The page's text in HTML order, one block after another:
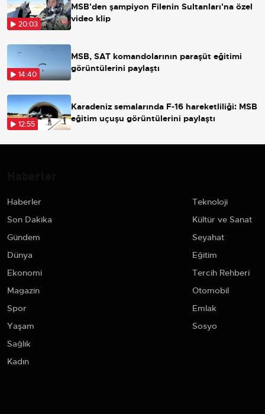
20:03
MSB'den şampiyon Filenin Sultanları'na özel
video klip
14:40
MSB, SAT komandolarının paraşüt eğitimi
görüntülerini paylaştı
12:55
Karadeniz semalarında F-16 hareketliliği: MSB
eğitim uçuşu görüntülerini paylaştı
Haberler
Son Dakika
Gündem
Dünya
Ekonomi
Magazin
Spor
Yaşam
Sağlık
Kadın
Teknoloji
Kültür ve Sanat
Seyahat
Eğitim
Tercih Rehberi
Otomobil
Emlak
Sosyo